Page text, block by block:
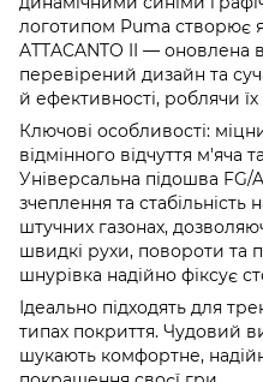
логотипом Puma створює
ATTACANTO II — оновлена
перевірений дизайн та
й ефективності, роблячи
Ключові особливості:
відмінного відчуття м'яча
Універсальна підошва FG/
зчеплення та стабільність
штучних газонах,
швидкі рухи, повороти та
шнурівка надійно фіксує
Ідеально підходять для
типах покриття. Чудовий
шукають комфортне,